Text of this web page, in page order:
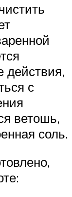
действия,
с
ветошь,
соль.